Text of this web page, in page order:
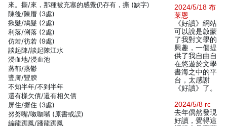
來。撕/來，那種被充塞的感覺仍存有，撕 (缺字)
陳後/陳厝 (3處)
揪髮/鳩髮 (2處)
利落/俐落 (2處)
仿若/彷若 (9處)
談起陳/談起陳江水
浸血地/浸血池
蒸郁/蒸鬱
豐膚/豐腴
不知半年/不到半年
還有樣欠債/還有相欠債
屏住/摒住 (3處)
努努嘴/呶呶嘴 (原書或誤)
編龍踞鳳/蹯龍踞鳳
2024/5/18 布
莱恩
《好讀》網站
可以說是啟蒙
了我對文學的
興趣，一個提
供了我自由自
在悠遊於文學
書海之中的平
台，太感謝
《好讀》了。
2024/5/8 rc
去年偶然發現
好讀，覺得這